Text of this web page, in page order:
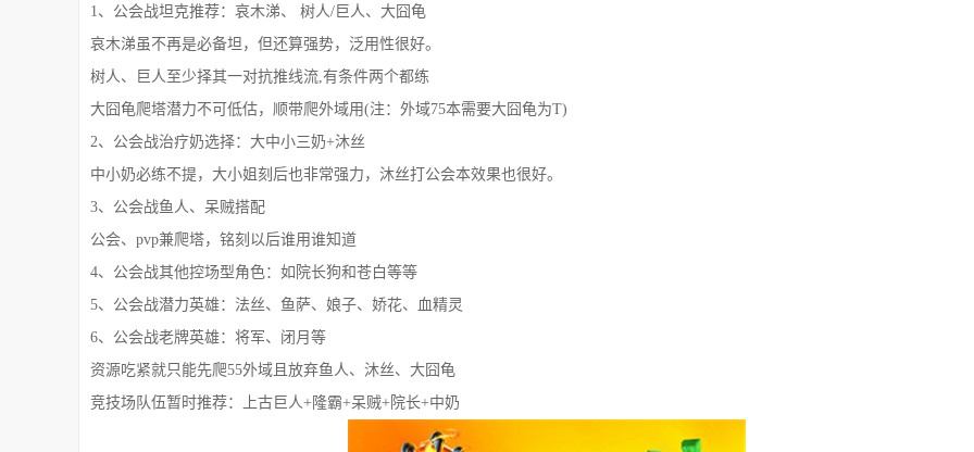
1、公会战坦克推荐：哀木涕、 树人/巨人、大囧龟
哀木涕虽不再是必备坦，但还算强势，泛用性很好。
树人、巨人至少择其一对抗推线流,有条件两个都练
大囧龟爬塔潜力不可低估，顺带爬外域用(注：外域75本需要大囧龟为T)
2、公会战治疗奶选择：大中小三奶+沐丝
中小奶必练不提，大小姐刻后也非常强力，沐丝打公会本效果也很好。
3、公会战鱼人、呆贼搭配
公会、pvp兼爬塔，铭刻以后谁用谁知道
4、公会战其他控场型角色：如院长狗和苍白等等
5、公会战潜力英雄：法丝、鱼萨、娘子、娇花、血精灵
6、公会战老牌英雄：将军、闭月等
资源吃紧就只能先爬55外域且放弃鱼人、沐丝、大囧龟
竞技场队伍暂时推荐：上古巨人+隆霸+呆贼+院长+中奶